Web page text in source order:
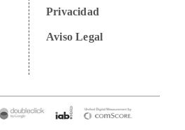
Privacidad
Aviso Legal